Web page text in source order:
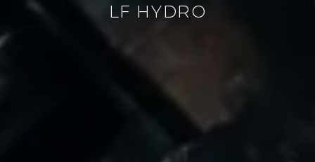
LF HYDRO